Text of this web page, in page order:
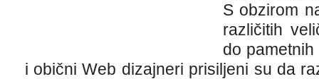
S obzirom
različitih
do
i obični Web dizajneri prisiljeni su da